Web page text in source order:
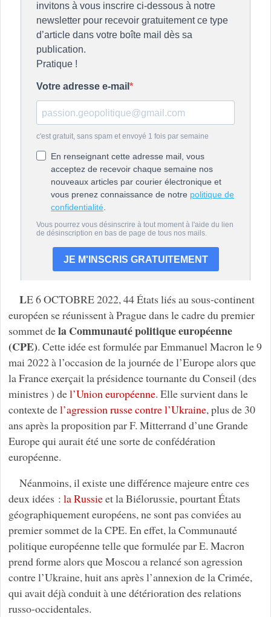
LE 6 OCTOBRE 2022, 44 États liés au sous-continent
européen se réunissent à Prague dans le cadre du premier
sommet dela Communauté politique européenne
(CPE). Cette idée est formulée par Emmanuel Macron le 9
mai 2022 à l’occasion de la journée de l’Europe alors que
la France exerçait la présidence tournante du Conseil (des
ministres ) del’Union européenne. Elle survient dans le
contexte del’agression russe contre l’Ukraine, plus de 30
ans après la proposition par F. Mitterrand d’une Grande
Europe qui aurait été une sorte de confédération
européenne.
Néanmoins, il existe une différence majeure entre ces
deux idées : la Russieet la Biélorussie, pourtant États
géographiquement européens, ne sont pas conviées au
premier sommet de la CPE. En effet, la Communauté
politique européenne telle que formulée par E. Macron
prend forme alors que Moscou a relancé son agression
contre l’Ukraine, huit ans après l’annexion de la Crimée,
qui avait déjà conduit à une détérioration des relations
russo-occidentales.